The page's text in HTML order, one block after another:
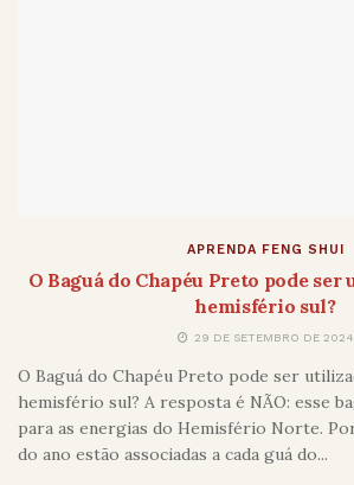
APRENDA FENG SHUI
O Baguá do Chapéu Preto pode
hemisfério sul?
29 DE SETEMBRO DE 2024
O Baguá do Chapéu Preto pode ser
hemisfério sul? A resposta é NÃO: esse
para as energias do Hemisfério Norte.
do ano estão associadas a cada guá do...